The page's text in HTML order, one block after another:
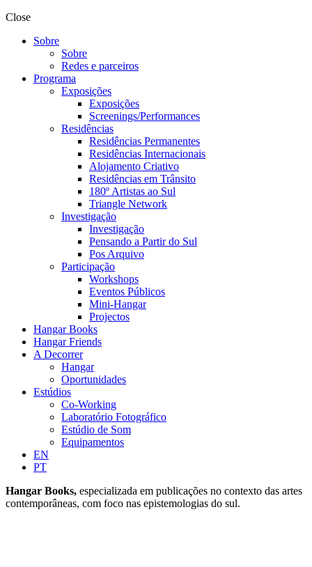
Close
Sobre
Sobre
Redes e parceiros
Programa
Exposições
Exposições
Screenings/Performances
Residências
Residências Permanentes
Residências Internacionais
Alojamento Criativo
Residências em Trânsito
180º Artistas ao Sul
Triangle Network
Investigação
Investigação
Pensando a Partir do Sul
Pos Arquivo
Participação
Workshops
Eventos Públicos
Mini-Hangar
Projectos
Hangar Books
Hangar Friends
A Decorrer
Hangar
Oportunidades
Estúdios
Co-Working
Laboratório Fotográfico
Estúdio de Som
Equipamentos
EN
PT
Hangar Books, especializada em publicações no contexto das artes
contemporâneas, com foco nas epistemologias do sul.